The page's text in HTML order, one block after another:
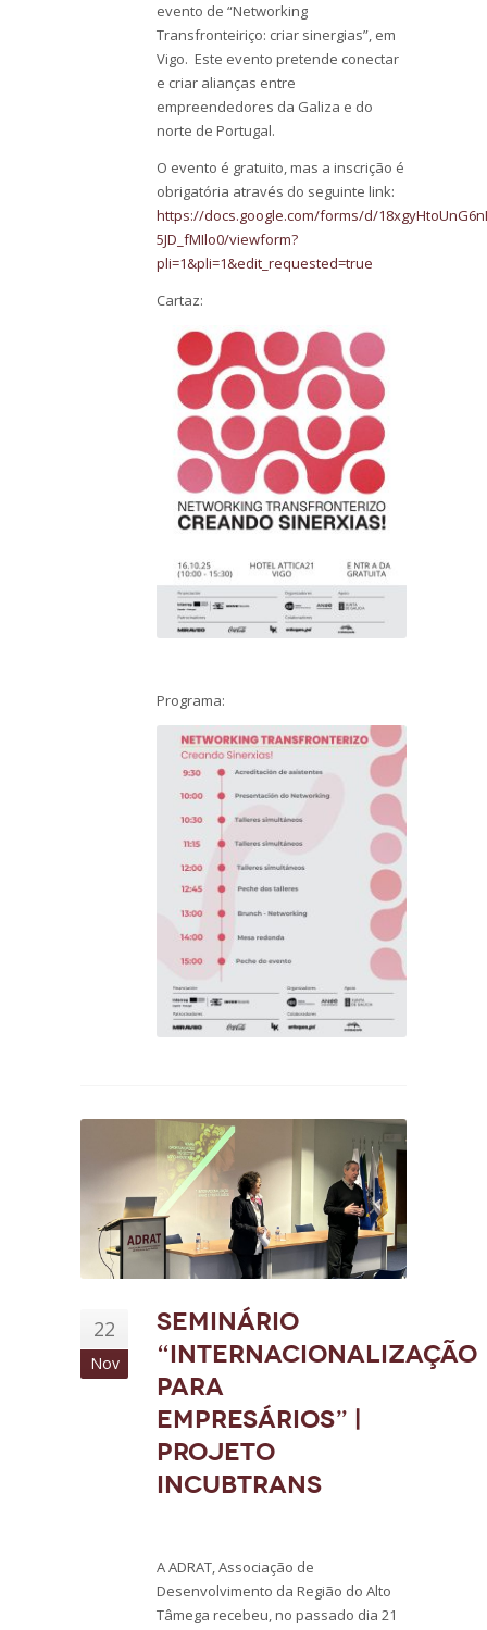
evento de “Networking
Transfronteiriço: criar sinergias”, em
Vigo. Este evento pretende conectar
e criar alianças entre
empreendedores da Galiza e do
norte de Portugal.
O evento é gratuito, mas a inscrição é
obrigatória através do seguinte link:
https://docs.google.com/forms/d/
5JD_fMIlo0/viewform?
pli=1&pli=1&edit_requested=true
Cartaz:
Programa:
22
Nov
Seminário
“Internacionalização
para
Empresários” |
Projeto
INCUBTRANS
A ADRAT, Associação de
Desenvolvimento da Região do Alto
Tâmega recebeu, no passado dia 21